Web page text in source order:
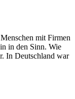
mit Firmen
in den Sinn. Wie
In Deutschland war